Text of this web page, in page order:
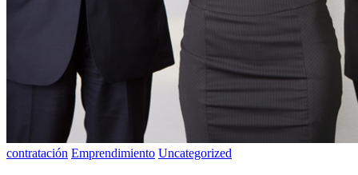
contratación Emprendimiento Uncategorized